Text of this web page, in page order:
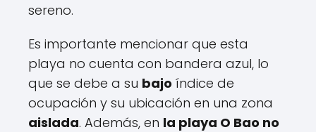
sereno.
Es importante mencionar que esta
playa no cuenta con bandera azul, lo
que se debe a su bajo índice de
ocupación y su ubicación en una zona
aislada. Además, en la playa O Bao no